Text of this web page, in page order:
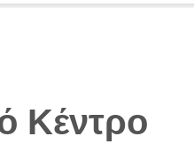
Κέντρο